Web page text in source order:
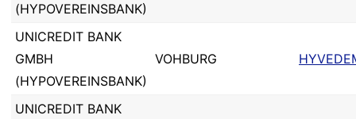
(HYPOVEREINSBANK)
UNICREDIT BANK
GMBH
(HYPOVEREINSBANK)
VOHBURG
UNICREDIT BANK